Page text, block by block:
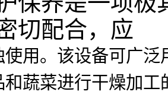
切配合，应
使用。该设备可广
蔬菜进行干燥加工